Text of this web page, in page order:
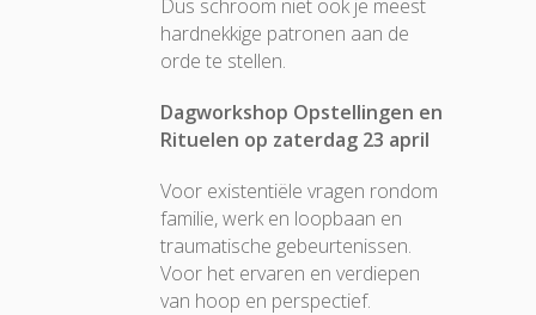
Dus schroom niet ook je meest
hardnekkige patronen aan de
orde te stellen.
Dagworkshop Opstellingen en
Rituelen op zaterdag 23 april
Voor existentiële vragen rondom
familie, werk en loopbaan en
traumatische gebeurtenissen.
Voor het ervaren en verdiepen
van hoop en perspectief.